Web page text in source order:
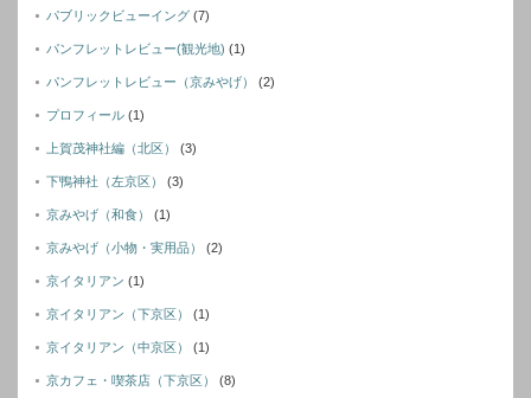
パブリックビューイング (7)
パンフレットレビュー(観光地) (1)
パンフレットレビュー（京みやげ） (2)
プロフィール (1)
上賀茂神社編（北区） (3)
下鴨神社（左京区） (3)
京みやげ（和食） (1)
京みやげ（小物・実用品） (2)
京イタリアン (1)
京イタリアン（下京区） (1)
京イタリアン（中京区） (1)
京カフェ・喫茶店（下京区） (8)